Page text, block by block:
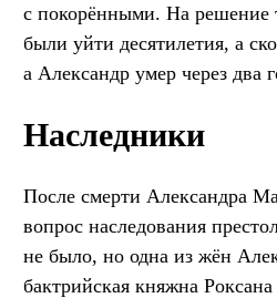
с покорёнными. На решение
были уйти десятилетия, а
а Александр умер через два
Наследники
После смерти Александра
вопрос наследования
не было, но одна из жён
бактрийская княжна